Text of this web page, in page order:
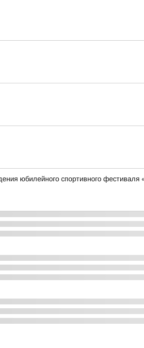
юбилейного спортивного фестиваля